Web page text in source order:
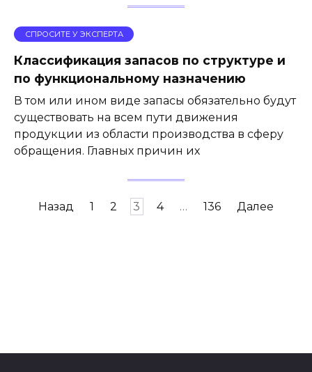
СПРОСИТЕ У ЭКСПЕРТА
Классификация запасов по структуре и
по функциональному назначению
В том или ином виде запасы обязательно будут
существовать на всем пути движения
продукции из области производства в сферу
обращения. Главных причин их
Навигация
Назад 1 2 3 4 … 136 Далее